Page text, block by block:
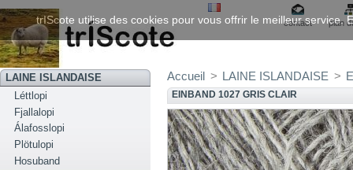
contact plan
LAINE ISLANDAISE
Léttlopi
Fjallalopi
Álafosslopi
Plötulopi
Hosuband
Accueil > LAINE ISLANDAISE >
EINBAND 1027 GRIS CLAIR
trIScote utilise des cookies pour vous offrir le meilleur